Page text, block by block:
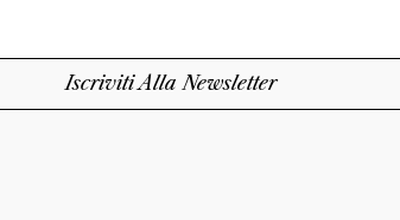
Iscriviti Alla Newsletter